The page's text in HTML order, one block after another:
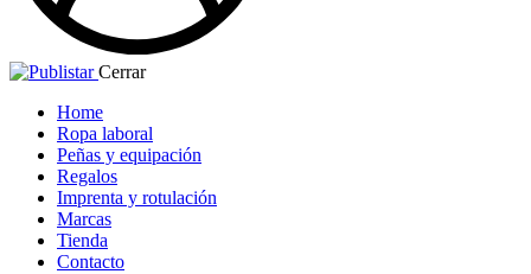
Cerrar
Home
Ropa laboral
Peñas y equipación
Regalos
Imprenta y rotulación
Marcas
Tienda
Contacto